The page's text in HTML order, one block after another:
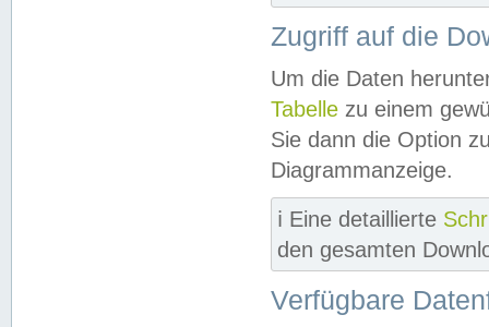
Zugriff auf die
Um die Daten
Tabelle zu einem
Sie dann die Option
Diagrammanzeige.
ℹ️ Eine detaillierte
den gesamten
Verfügbare